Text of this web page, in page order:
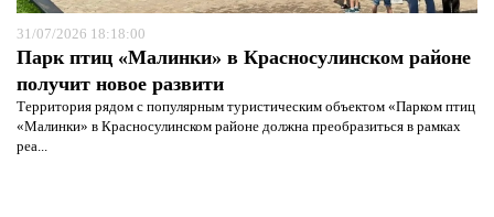
31/07/2026 18:18:00
Парк птиц «Малинки» в Красносулинском районе
получит новое развити
Территория рядом с популярным туристическим объектом «Парком птиц
«Малинки» в Красносулинском районе должна преобразиться в рамках
реа...